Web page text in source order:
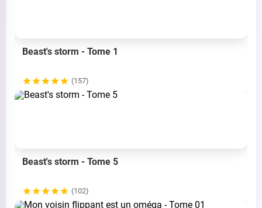
Beast's storm - Tome 1
(157)
Beast's storm - Tome 5
(102)